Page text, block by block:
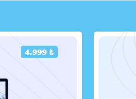
4.999 ₺